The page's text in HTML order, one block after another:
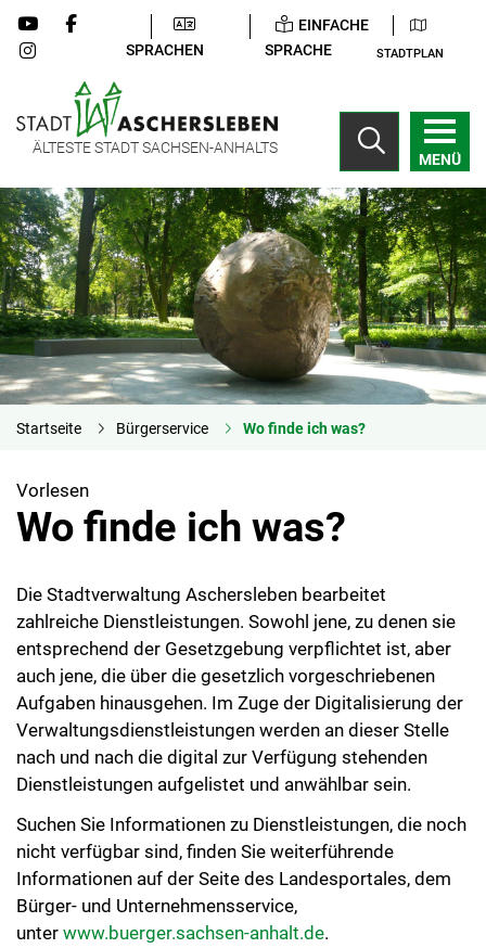
SPRACHEN
EINFACHE
SPRACHE
STADTPLAN
ÄLTESTE STADT SACHSEN-ANHALTS
MENÜ
Startseite Bürgerservice Wo finde ich was?
Vorlesen
Wo finde ich was?
Die Stadtverwaltung Aschersleben bearbeitet
zahlreiche Dienstleistungen. Sowohl jene, zu denen sie
entsprechend der Gesetzgebung verpflichtet ist, aber
auch jene, die über die gesetzlich vorgeschriebenen
Aufgaben hinausgehen. Im Zuge der Digitalisierung der
Verwaltungsdienstleistungen werden an dieser Stelle
nach und nach die digital zur Verfügung stehenden
Dienstleistungen aufgelistet und anwählbar sein.
Suchen Sie Informationen zu Dienstleistungen, die noch
nicht verfügbar sind, finden Sie weiterführende
Informationen auf der Seite des Landesportales, dem
Bürger- und Unternehmensservice,
unter www.buerger.sachsen-anhalt.de.